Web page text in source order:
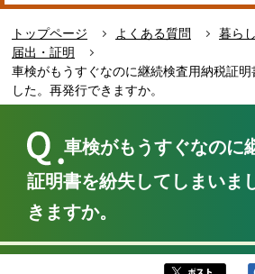
す
トップページ よくある質問
暮ら
届出・証明
車検がもうすぐなのに継続検査用納税証明
した。再発行できますか。
車検がもうすぐなのに
証明書を紛失してしまいま
きますか。